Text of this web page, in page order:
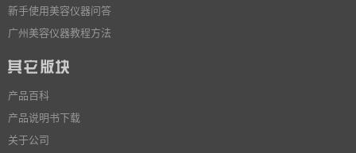
新手使用美容仪器问答
广州美容仪器教程方法
产品百科
产品说明书下载
关于公司